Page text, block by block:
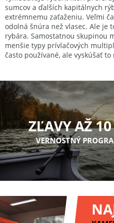
sumcov a ďalších kapitálnych
extrémnemu zaťaženiu. Veľmi
odolná šnúra než vlasec. Ale je
rybára. Samostatnou skupinou
menšie typy prívlačových
často používané, ale vyskúšať to
ZĽAVY AŽ
VERNOSTNÝ